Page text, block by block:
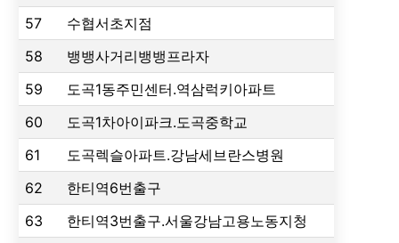
57
수협서초지점
58
뱅뱅사거리뱅뱅프라자
59
도곡1동주민센터.역삼럭키아파트
60
도곡1차아이파크.도곡중학교
61
도곡렉슬아파트.강남세브란스병원
62
한티역6번출구
63
한티역3번출구.서울강남고용노동지청